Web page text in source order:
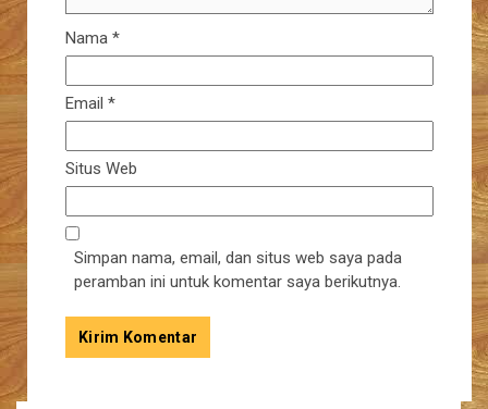
Nama *
Email *
Situs Web
Simpan nama, email, dan situs web saya pada
peramban ini untuk komentar saya berikutnya.